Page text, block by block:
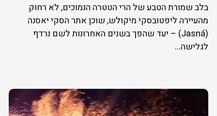
בלב שמורת הטבע של הרי הטטרה הנמוכים, לא רחוק
מהעיירה ליפטובסקי מיקולש, שוכן אתר הסקי יאסנה
(Jasná) – יעד שהפך בשנים האחרונות לשם נרדף
לגלישה...